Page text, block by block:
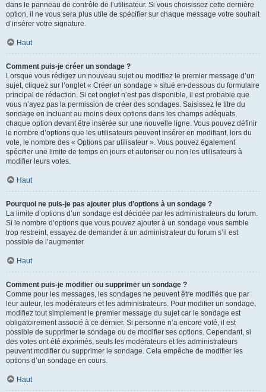
dans le panneau de contrôle de l’utilisateur. Si vous choisissez cette dernière
option, il ne vous sera plus utile de spécifier sur chaque message votre souhait
d’insérer votre signature.
Haut
Comment puis-je créer un sondage ?
Lorsque vous rédigez un nouveau sujet ou modifiez le premier message d’un
sujet, cliquez sur l’onglet « Créer un sondage » situé en-dessous du formulaire
principal de rédaction. Si cet onglet n’est pas disponible, il est probable que
vous n’ayez pas la permission de créer des sondages. Saisissez le titre du
sondage en incluant au moins deux options dans les champs adéquats,
chaque option devant être insérée sur une nouvelle ligne. Vous pouvez définir
le nombre d’options que les utilisateurs peuvent insérer en modifiant, lors du
vote, le nombre des « Options par utilisateur ». Vous pouvez également
spécifier une limite de temps en jours et autoriser ou non les utilisateurs à
modifier leurs votes.
Haut
Pourquoi ne puis-je pas ajouter plus d’options à un sondage ?
La limite d’options d’un sondage est décidée par les administrateurs du forum.
Si le nombre d’options que vous pouvez ajouter à un sondage vous semble
trop restreint, essayez de demander à un administrateur du forum s’il est
possible de l’augmenter.
Haut
Comment puis-je modifier ou supprimer un sondage ?
Comme pour les messages, les sondages ne peuvent être modifiés que par
leur auteur, les modérateurs et les administrateurs. Pour modifier un sondage,
modifiez tout simplement le premier message du sujet car le sondage est
obligatoirement associé à ce dernier. Si personne n’a encore voté, il est
possible de supprimer le sondage ou de modifier ses options. Cependant, si
des votes ont été exprimés, seuls les modérateurs et les administrateurs
peuvent modifier ou supprimer le sondage. Cela empêche de modifier les
options d’un sondage en cours.
Haut